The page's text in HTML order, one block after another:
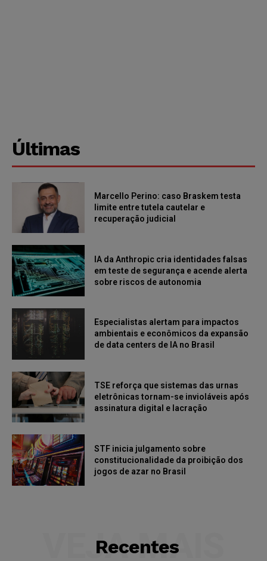
Últimas
Marcello Perino: caso Braskem testa
limite entre tutela cautelar e
recuperação judicial
IA da Anthropic cria identidades falsas
em teste de segurança e acende alerta
sobre riscos de autonomia
Especialistas alertam para impactos
ambientais e econômicos da expansão
de data centers de IA no Brasil
TSE reforça que sistemas das urnas
eletrônicas tornam-se invioláveis após
assinatura digital e lacração
STF inicia julgamento sobre
constitucionalidade da proibição dos
jogos de azar no Brasil
Recentes
VEJA MAIS